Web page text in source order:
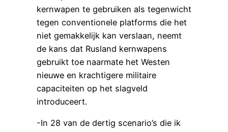
kernwapen te gebruiken als tegenwicht
tegen conventionele platforms die het
niet gemakkelijk kan verslaan, neemt
de kans dat Rusland kernwapens
gebruikt toe naarmate het Westen
nieuwe en krachtigere militaire
capaciteiten op het slagveld
introduceert.
-In 28 van de dertig scenario’s die ik